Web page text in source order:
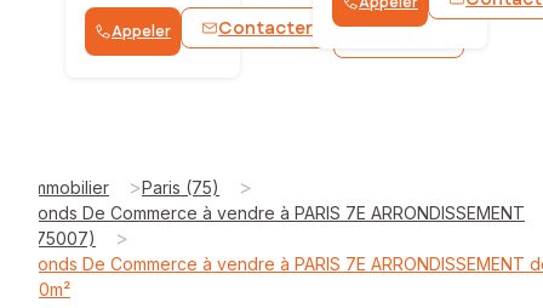
Appeler Contacter WhatsApp
Immobilier >Paris (75) >
Fonds De Commerce à vendre à PARIS 7E ARRONDISSEMENT
(75007)
>
Fonds De Commerce à vendre à PARIS 7E ARRONDISSEMENT
50m²